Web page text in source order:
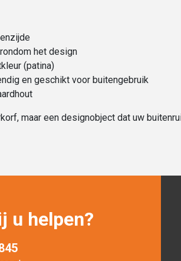
het design
(patina)
en geschikt voor buitengebruik
maar een designobject dat uw
u helpen?